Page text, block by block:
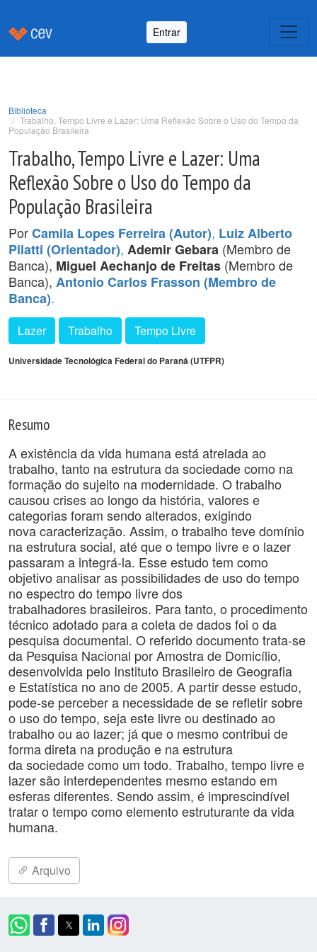
Entrar
Biblioteca
Trabalho, Tempo Livre e Lazer: Uma Reflexão Sobre o Uso do Tempo da
População Brasileira
Trabalho, Tempo Livre e Lazer: Uma
Reflexão Sobre o Uso do Tempo da
População Brasileira
PorCamila Lopes Ferreira (Autor), Luiz Alberto
Pilatti (Orientador), Ademir Gebara (Membro de
Banca), Miguel Aechanjo de Freitas (Membro de
Banca), Antonio Carlos Frasson (Membro de
Banca).
Lazer Trabalho Tempo Livre
Universidade Tecnológica Federal do Paraná (UTFPR)
Resumo
A existência da vida humana está atrelada ao
trabalho, tanto na estrutura da sociedade como na
formação do sujeito na modernidade. O trabalho
causou crises ao longo da história, valores e
categorias foram sendo alterados, exigindo
nova caracterização. Assim, o trabalho teve domínio
na estrutura social, até que o tempo livre e o lazer
passaram a integrá-la. Esse estudo tem como
objetivo analisar as possibilidades de uso do tempo
no espectro do tempo livre dos
trabalhadores brasileiros. Para tanto, o procedimento
técnico adotado para a coleta de dados foi o da
pesquisa documental. O referido documento trata-se
da Pesquisa Nacional por Amostra de Domicílio,
desenvolvida pelo Instituto Brasileiro de Geografia
e Estatística no ano de 2005. A partir desse estudo,
pode-se perceber a necessidade de se refletir sobre
o uso do tempo, seja este livre ou destinado ao
trabalho ou ao lazer; já que o mesmo contribui de
forma direta na produção e na estrutura
da sociedade como um todo. Trabalho, tempo livre e
lazer são interdependentes mesmo estando em
esferas diferentes. Sendo assim, é imprescindível
tratar o tempo como elemento estruturante da vida
humana.
Arquivo